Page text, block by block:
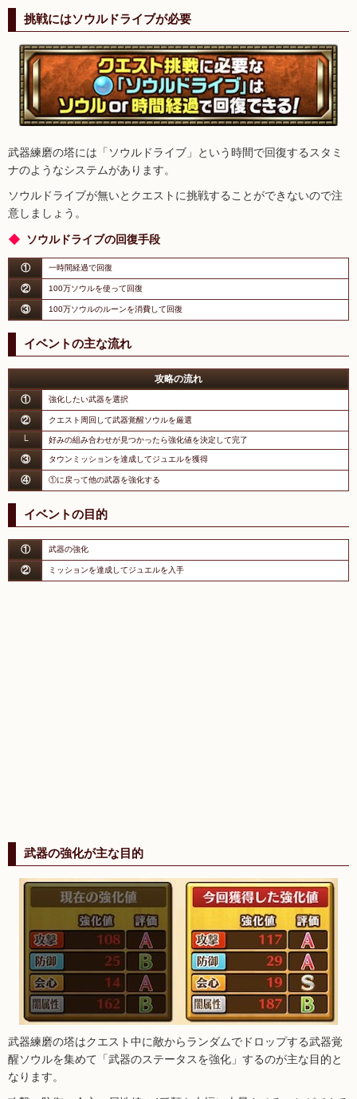
挑戦にはソウルドライブが必要
武器練磨の塔には「ソウルドライブ」という時間で回復するスタミ
ナのようなシステムがあります。
ソウルドライブが無いとクエストに挑戦することができないので注
意しましょう。
ソウルドライブの回復手段
① 一時間経過で回復
② 100万ソウルを使って回復
③ 100万ソウルのルーンを消費して回復
イベントの主な流れ
攻略の流れ
①
強化したい武器を選択
② クエスト周回して武器覚醒ソウルを厳選
└ 好みの組み合わせが見つかったら強化値を決定して完了
③ タウンミッションを達成してジュエルを獲得
④ ①に戻って他の武器を強化する
イベントの目的
① 武器の強化
② ミッションを達成してジュエルを入手
武器の強化が主な目的
武器練磨の塔はクエスト中に敵からランダムでドロップする武器覚
醒ソウルを集めて「武器のステータスを強化」するのが主な目的と
なります。